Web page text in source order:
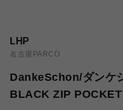
LHP
名古屋PARCO
DankeSchon/ダンケ
BLACK ZIP